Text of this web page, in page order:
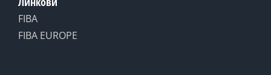
FIBA
FIBA EUROPE